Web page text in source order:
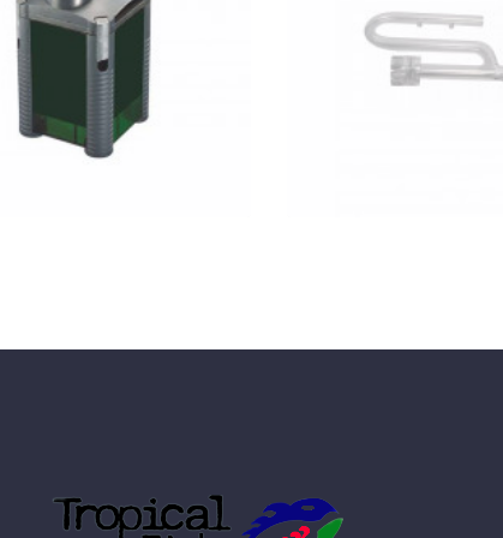
külső szűrő - töltettel
KOSÁRBA
GYORSNÉZET
felszínleszívó